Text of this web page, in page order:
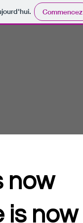
Commencez
now
is now